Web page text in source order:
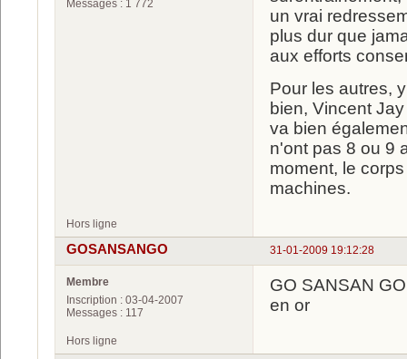
Messages : 1 772
un vrai
plus dur que
aux efforts
Pour les autres,
bien, Vincent
va bien
n'ont pas 8 ou 9
moment, le
machines.
Hors ligne
31-01-2009 19:12:28
GOSANSANGO
Membre
Inscription : 03-04-2007
Messages : 117
GO SANSAN
en or
Hors ligne